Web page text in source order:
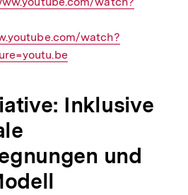
watch?
Inklusive
und